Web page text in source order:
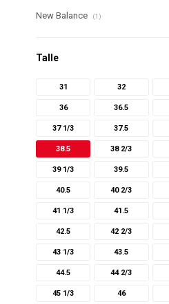
New Balance (1)
Talle
31 32
36 36.5
37 1/3 37.5
38.5 38 2/3
39 1/3 39.5
40.5 40 2/3
41 1/3 41.5
42.5 42 2/3
43 1/3 43.5
44.5 44 2/3
45 1/3 46